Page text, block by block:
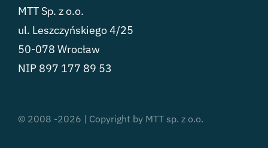
MTT Sp. z o.o.
ul. Leszczyńskiego 4/25
50-078 Wrocław
NIP 897 177 89 53
© 2008 -2026 | Copyright by MTT sp. z o.o.